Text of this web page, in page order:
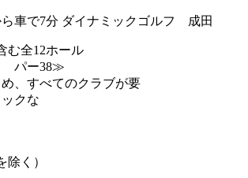
む全12ホール
パー38≫
、すべてのクラブが要
クな
除く）